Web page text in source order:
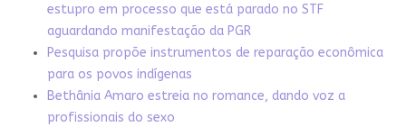
estupro em processo que está parado no STF
aguardando manifestação da PGR
Pesquisa propõe instrumentos de reparação econômica
para os povos indígenas
Bethânia Amaro estreia no romance, dando voz a
profissionais do sexo